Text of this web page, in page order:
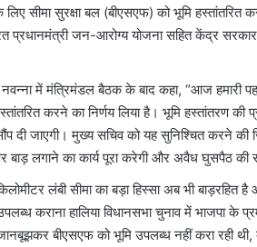
सीमा सुरक्षा बल (बीएसएफ) को भूमि हस्तांतरित
प्रधानमंत्री जन-आरोग्य योजना सहित केंद्र
में मंत्रिमंडल बैठक के बाद कहा, “आज हमारी
करने का निर्णय लिया है। भूमि हस्तांतरण
दी जाएगी। मुख्य सचिव को यह सुनिश्चित करने की
बाड़ लगाने का कार्य पूरा करेगी और अवैध घुसपैठ की
लंबी सीमा का बड़ा हिस्सा अब भी बाड़रहित
कराना हालिया विधानसभा चुनाव में भाजपा के
बीएसएफ को भूमि उपलब्ध नहीं करा रही